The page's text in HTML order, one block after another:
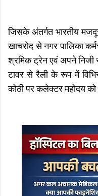
जिसके अंतर्गत भारतीय मजदूर
खाचरोद से नगर पालिका
श्रमिक ट्रेन एवं अपने
टावर से रैली के रूप में
कोठी पर कलेक्टर महोदय को